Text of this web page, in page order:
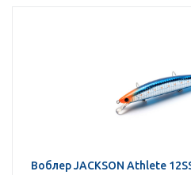
Воблер JACKSON Athlete